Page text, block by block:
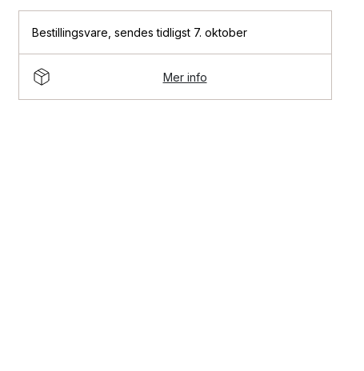
Bestillingsvare sendes tidligst 7. oktober
Mer info